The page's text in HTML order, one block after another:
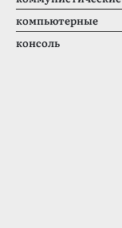
компьютерные
консоль